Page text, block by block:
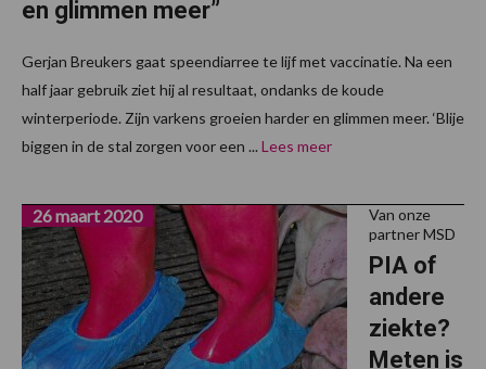
en glimmen meer”
Gerjan Breukers gaat speendiarree te lijf met vaccinatie. Na een
half jaar gebruik ziet hij al resultaat, ondanks de koude
winterperiode. Zijn varkens groeien harder en glimmen meer. ‘Blije
biggen in de stal zorgen voor een ... Lees meer
Van onze
partner MSD
PIA of
andere
ziekte?
Meten is
26 maart 2020